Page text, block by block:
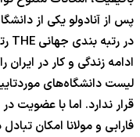
پس از آنادولو یکی از
ادامه زندگی و کار در ایران
لیست دانشگاه‌های
قرار ندارد. اما با عضویت
فارابی و مولانا امکان